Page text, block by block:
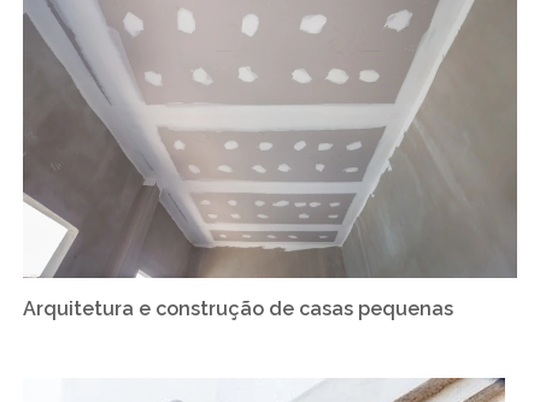
Arquitetura e construção de casas pequenas